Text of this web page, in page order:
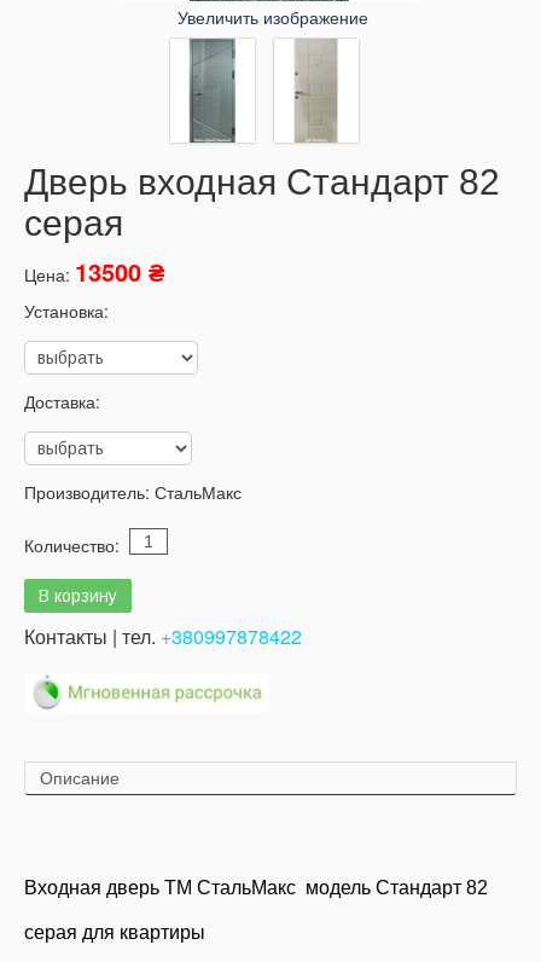
Увеличить изображение
Дверь входная Стандарт 82
серая
Цена: 13500 ₴
Установка:
Доставка:
Производитель: СтальМакс
Количество:
Контакты | тел. +380997878422
Описание
Входная дверь ТМ СтальМакс модель Стандарт 82
серая для квартиры